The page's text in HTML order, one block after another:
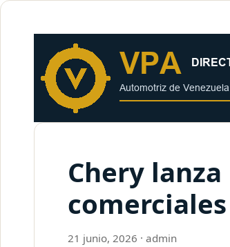
al
Chery
21 junio, 2026 · admin